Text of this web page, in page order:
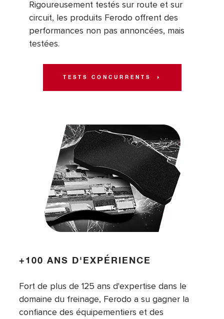
Rigoureusement testés sur route et sur
circuit, les produits Ferodo offrent des
performances non pas annoncées, mais
testées.
TESTS CONCURRENTS
+100 ANS D'EXPÉRIENCE
Fort de plus de 125 ans d'expertise dans le
domaine du freinage, Ferodo a su gagner la
confiance des équipementiers et des